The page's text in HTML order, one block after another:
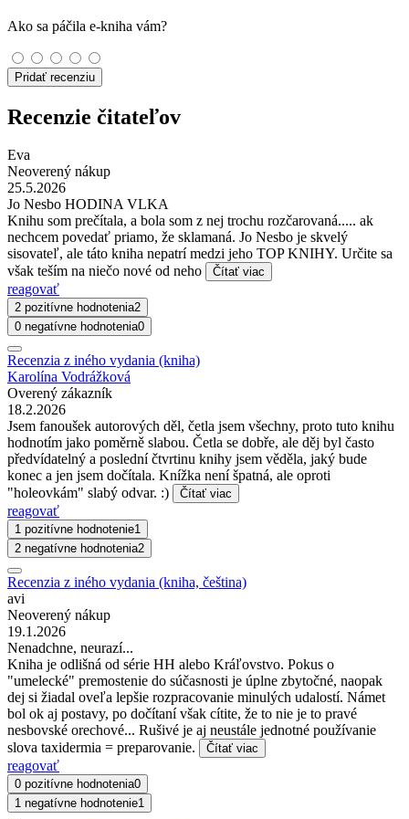
Ako sa páčila e-kniha vám?
Pridať recenziu
Recenzie čitateľov
Eva
Neoverený nákup
25.5.2026
Jo Nesbo HODINA VLKA
Knihu som prečítala, a bola som z nej trochu rozčarovaná..... ak
nechcem povedať priamo, že sklamaná. Jo Nesbo je skvelý
sisovateľ, ale táto kniha nepatrí medzi jeho TOP KNIHY. Určite sa
však teším na niečo nové od neho
Čítať viac
reagovať
2 pozitívne hodnotenia2
0 negatívne hodnotenia0
Recenzia z iného vydania (kniha)
Karolína Vodrážková
Overený zákazník
18.2.2026
Jsem fanoušek autorových děl, četla jsem všechny, proto tuto knihu
hodnotím jako poměrně slabou. Četla se dobře, ale děj byl často
předvídatelný a poslední čtvrtinu knihy jsem věděla, jaký bude
konec a jen jsem dočítala. Knížka není špatná, ale oproti
"holeovkám" slabý odvar. :)
Čítať viac
reagovať
1 pozitívne hodnotenie1
2 negatívne hodnotenia2
Recenzia z iného vydania (kniha, čeština)
avi
Neoverený nákup
19.1.2026
Nenadchne, neurazí...
Kniha je odlišná od série HH alebo Kráľovstvo. Pokus o
"umelecké" premostenie do súčasnosti je úplne zbytočné, naopak
dej si žiadal oveľa lepšie rozpracovanie minulých udalostí. Námet
bol ok aj postavy, po dočítaní však cítite, že to nie je to pravé
nesbovské orechové... Rušivé je aj neustále jednotné používanie
slova taxidermia = preparovanie.
Čítať viac
reagovať
0 pozitívne hodnotenia0
1 negatívne hodnotenie1